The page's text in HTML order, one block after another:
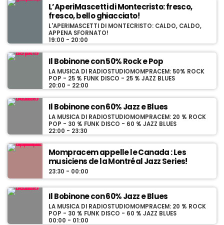
L’AperiMascetti di Montecristo: fresco,
fresco, bello ghiacciato!
L'APERIMASCETTI DI MONTECRISTO: CALDO, CALDO,
APPENA SFORNATO!
19:00 - 20:00
Il Bobinone con 50% Rock e Pop
LA MUSICA DI RADIOSTUDIOMOMPRACEM: 50% ROCK
POP - 25 % FUNK DISCO - 25 % JAZZ BLUES
20:00 - 22:00
Il Bobinone con 60% Jazz e Blues
LA MUSICA DI RADIOSTUDIOMOMPRACEM: 20 % ROCK
POP - 30 % FUNK DISCO - 60 % JAZZ BLUES
22:00 - 23:30
Mompracem appelle le Canada : Les
musiciens de la Montréal Jazz Series!
23:30 - 00:00
Il Bobinone con 60% Jazz e Blues
LA MUSICA DI RADIOSTUDIOMOMPRACEM: 20 % ROCK
POP - 30 % FUNK DISCO - 60 % JAZZ BLUES
00:00 - 01:00